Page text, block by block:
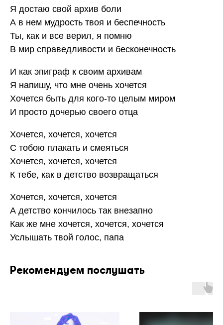
Я достаю свой архив боли
А в нем мудрость твоя и беспечность
Ты, как и все верил, я помню
В мир справедливости и бесконечность
И как эпиграф к своим архивам
Я напишу, что мне очень хочется
Хочется быть для кого-то целым миром
И просто дочерью своего отца
Хочется, хочется, хочется
С тобою плакать и смеяться
Хочется, хочется, хочется
К тебе, как в детство возвращаться
Хочется, хочется, хочется
А детство кончилось так внезапно
Как же мне хочется, хочется, хочется
Услышать твой голос, папа
Рекомендуем послушать